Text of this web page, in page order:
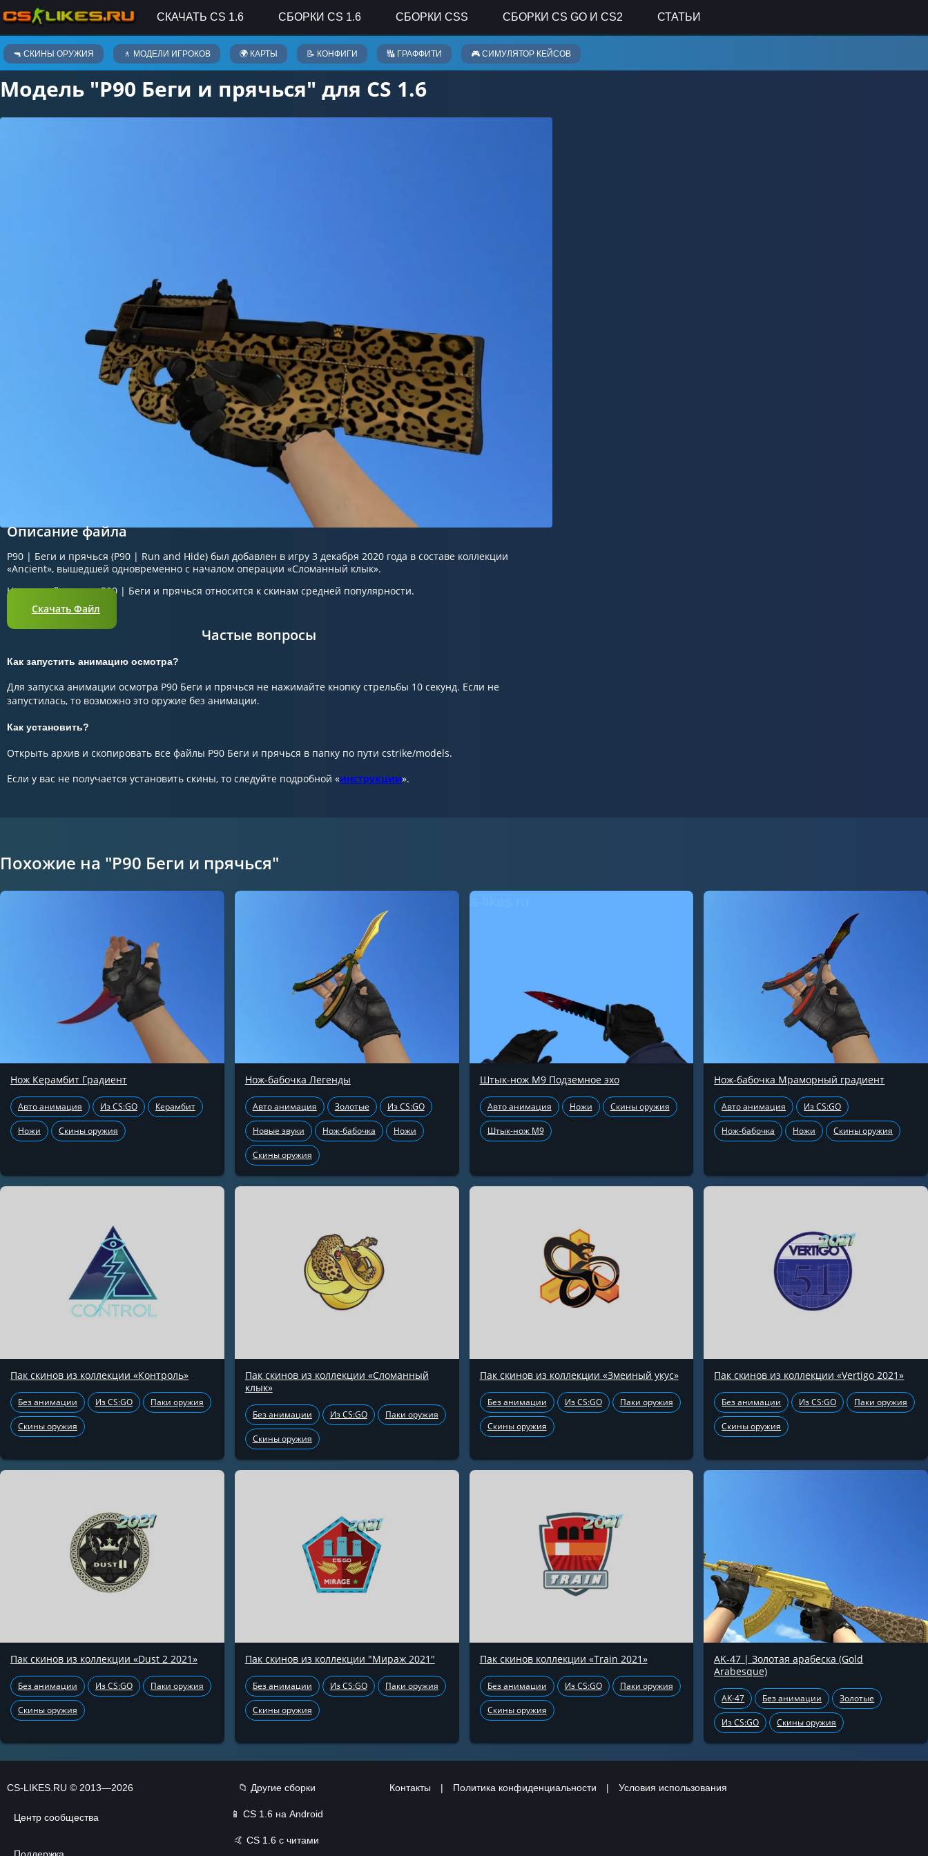
СКАЧАТЬ CS 1.6 СБОРКИ CS 1.6 СБОРКИ CSS СБОРКИ CS GO И CS2 СТАТЬИ
🔫 СКИНЫ ОРУЖИЯ 🚶 МОДЕЛИ ИГРОКОВ 🌍 КАРТЫ 📝 КОНФИГИ 🔣 ГРАФФИТИ 🎮 СИМУЛЯТОР КЕЙСОВ
Скины оружия
Модель "P90 Беги и прячься" для CS 1.6
Описание файла
P90 | Беги и прячься (P90 | Run and Hide) был добавлен в игру 3 декабря 2020 года в составе коллекции
«Ancient», вышедшей одновременно с началом операции «Сломанный клык».
На данный момент P90 | Беги и прячься относится к скинам средней популярности.
Скачать Файл
Частые вопросы
Как запустить анимацию осмотра?
Для запуска анимации осмотра P90 Беги и прячься не нажимайте кнопку стрельбы 10 секунд. Если не
запустилась, то возможно это оружие без анимации.
Как установить?
Открыть архив и скопировать все файлы P90 Беги и прячься в папку по пути cstrike/models.
Если у вас не получается установить скины, то следуйте подробной «инструкции».
Похожие на "P90 Беги и прячься"
Нож Керамбит Градиент
Авто анимация Из CS:GO Керамбит
Ножи Скины оружия
Нож-бабочка Легенды
Авто анимация Золотые Из CS:GO
Новые звуки Нож-бабочка Ножи
Скины оружия
Штык-нож М9 Подземное эхо
Авто анимация Ножи Скины оружия
Штык-нож М9
Нож-бабочка Мраморный градиент
Авто анимация Из CS:GO
Нож-бабочка Ножи Скины оружия
Пак скинов из коллекции «Контроль»
Без анимации Из CS:GO Паки оружия
Скины оружия
Пак скинов из коллекции «Сломанный
клык»
Без анимации Из CS:GO Паки оружия
Скины оружия
Пак скинов из коллекции «Змеиный укус»
Без анимации Из CS:GO Паки оружия
Скины оружия
Пак скинов из коллекции «Vertigo 2021»
Без анимации Из CS:GO Паки оружия
Скины оружия
Пак скинов из коллекции «Dust 2 2021»
Без анимации Из CS:GO Паки оружия
Скины оружия
Пак скинов из коллекции "Мираж 2021"
Без анимации Из CS:GO Паки оружия
Скины оружия
Пак скинов коллекции «Train 2021»
Без анимации Из CS:GO Паки оружия
Скины оружия
AK-47 | Золотая арабеска (Gold
Arabesque)
АК-47 Без анимации Золотые
Из CS:GO Скины оружия
CS-LIKES.RU © 2013—2026
Центр сообщества
Поддержка
📁 Другие сборки
📱 CS 1.6 на Android
🤙CS 1.6 с читами
Контакты | Политика конфиденциальности | Условия использования